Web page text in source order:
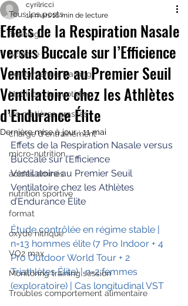
Tous les posts
Training
Science
Performance Training
Nutrition du quotidien
les matières grasses
charge d'entrainement
micro-nutrition
acides aminés
nutrition sportive
format
oxyde nitrique
VO2 max
Monitoring training session
Troubles comportement alimentaire
Effets de la Respiration Nasale
versus Buccale sur l’Efficience
Ventilatoire au Premier Seuil
Ventilatoire chez les Athlètes
d’Endurance Élite
cyrilricci
14 mars16 min de lecture
Dernière mise à jour :11 mai
Effets de la Respiration Nasale versus
Buccale sur l’Efficience
Ventilatoire au Premier Seuil
Ventilatoire chez les Athlètes
d’Endurance Élite
Étude contrôlée en régime stable |
n=13 hommes élite (7 Pro Indoor + 4
Pro Outdoor World Tour + 2
Triathlètes Élite) | n=2 femmes
(exploratoire) | Cas longitudinal VST